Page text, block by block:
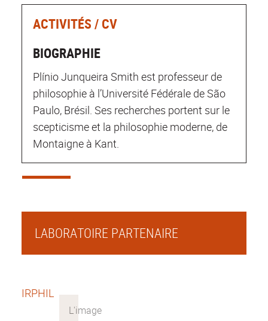
ACTIVITÉS / CV
BIOGRAPHIE
Plínio Junqueira Smith est professeur de
philosophie à l’Université Fédérale de São
Paulo, Brésil. Ses recherches portent sur le
scepticisme et la philosophie moderne, de
Montaigne à Kant.
LABORATOIRE PARTENAIRE
IRPHIL